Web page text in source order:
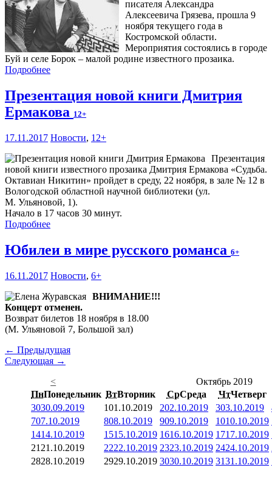
писателя Александра
Алексеевича Грязева, прошла 9
ноября текущего года в
Костромской области.
Мероприятия состоялись в городе
Буй и селе Борок – малой родине известного прозаика.
Подробнее
Презентация новой книги Дмитрия
Ермакова 12+
17.11.2017 Новости, 12+
Презентация
новой книги известного прозаика Дмитрия Ермакова «Судьба.
Октавиан Никитин» пройдет в среду, 22 ноября, в зале № 12 в
Вологодской областной научной библиотеки (ул.
М. Ульяновой, 1).
Начало в 17 часов 30 минут.
Подробнее
Юбилеи в мире русского романса 6+
16.11.2017 Новости, 6+
ВНИМАНИЕ!!!
Концерт отменен.
Возврат билетов 18 ноября в 18.00
(М. Ульяновой 7, Большой зал)
← Предыдущая
Следующая →
<
Октябрь 2019
ПнПонедельник ВтВторник СрСреда ЧтЧетверг
3030.09.2019 101.10.2019 202.10.2019 303.10.2019
707.10.2019 808.10.2019 909.10.2019 1010.10.2019
1414.10.2019 1515.10.2019 1616.10.2019 1717.10.2019
21 21.10.2019 2222.10.2019 2323.10.2019 2424.10.2019
2828.10.2019 2929.10.2019 3030.10.2019 3131.10.2019